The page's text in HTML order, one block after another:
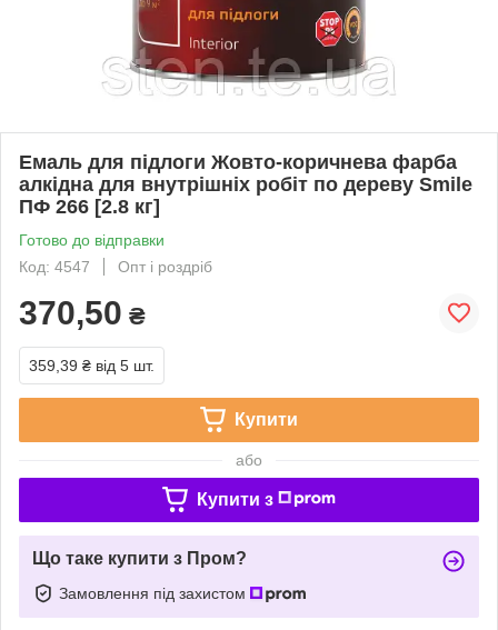
Емаль для підлоги Жовто-коричнева фарба
алкідна для внутрішніх робіт по дереву Smile
ПФ 266 [2.8 кг]
Готово до відправки
Код: 4547
Опт і роздріб
370,50 ₴
359,39 ₴ від 5 шт.
Купити
або
Купити з
Що таке купити з Пром?
Замовлення під захистом